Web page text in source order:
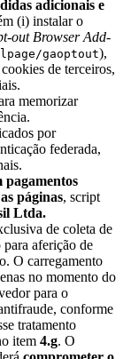
adicionais e
(i) instalar o
out Browser Add-
gaoptout),
de terceiros,
memorizar
por
federada,
pagamentos
páginas, script
Ltda.
de coleta de
aferição de
O carregamento
no momento do
para o
conforme
tratamento
item 4.g. O